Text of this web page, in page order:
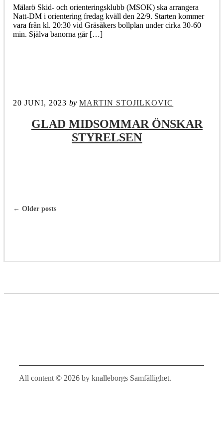
Mälarö Skid- och orienteringsklubb (MSOK) ska arrangera
Natt-DM i orientering fredag kväll den 22/9. Starten kommer
vara från kl. 20:30 vid Gräsåkers bollplan under cirka 30-60
min. Själva banorna går […]
20 JUNI, 2023 by MARTIN STOJILKOVIC
GLAD MIDSOMMAR ÖNSKAR
STYRELSEN
← Older posts
All content © 2026 by knalleborgs Samfällighet.